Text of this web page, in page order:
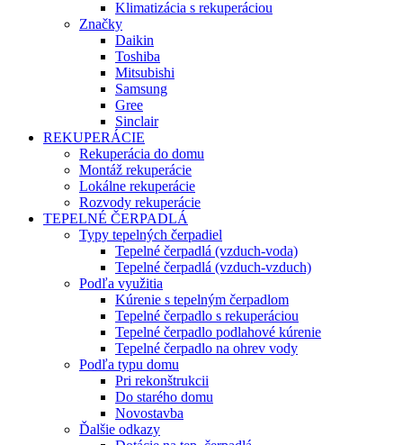
Klimatizácia s rekuperáciou
Značky
Daikin
Toshiba
Mitsubishi
Samsung
Gree
Sinclair
REKUPERÁCIE
Rekuperácia do domu
Montáž rekuperácie
Lokálne rekuperácie
Rozvody rekuperácie
TEPELNÉ ČERPADLÁ
Typy tepelných čerpadiel
Tepelné čerpadlá (vzduch-voda)
Tepelné čerpadlá (vzduch-vzduch)
Podľa využitia
Kúrenie s tepelným čerpadlom
Tepelné čerpadlo s rekuperáciou
Tepelné čerpadlo podlahové kúrenie
Tepelné čerpadlo na ohrev vody
Podľa typu domu
Pri rekonštrukcii
Do starého domu
Novostavba
Ďalšie odkazy